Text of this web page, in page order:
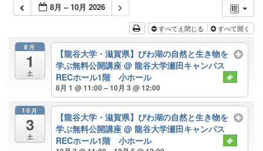
8月 – 10月 2026
すべてえ閉じる すべて開く
8月
1
土
【龍谷大学・滋賀県】びわ湖の自然と生き物を
学ぶ無料公開講座@ 龍谷大学瀬田キャンパス
RECホール1階 小ホール
8月 1 @ 11:00 – 10月 3 @ 12:00
10月
3
土
【龍谷大学・滋賀県】びわ湖の自然と生き物を
学ぶ無料公開講座@ 龍谷大学瀬田キャンパス
RECホール1階 小ホール